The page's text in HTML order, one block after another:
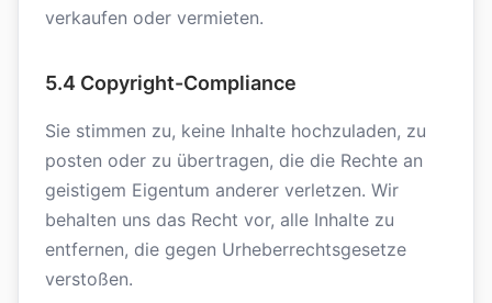
verkaufen oder vermieten.
5.4 Copyright-Compliance
Sie stimmen zu, keine Inhalte hochzuladen, zu
posten oder zu übertragen, die die Rechte an
geistigem Eigentum anderer verletzen. Wir
behalten uns das Recht vor, alle Inhalte zu
entfernen, die gegen Urheberrechtsgesetze
verstoßen.